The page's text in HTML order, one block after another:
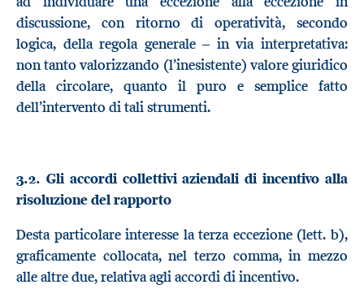
discussione, con ritorno di operatività, secondo
logica, della regola generale – in via interpretativa:
non tanto valorizzando (l’inesistente) valore giuridico
della circolare, quanto il puro e semplice fatto
dell’intervento di tali strumenti.
3.2. Gli accordi collettivi aziendali di incentivo alla
risoluzione del rapporto
Desta particolare interesse la terza eccezione (lett. b),
graficamente collocata, nel terzo comma, in mezzo
alle altre due, relativa agli accordi di incentivo.